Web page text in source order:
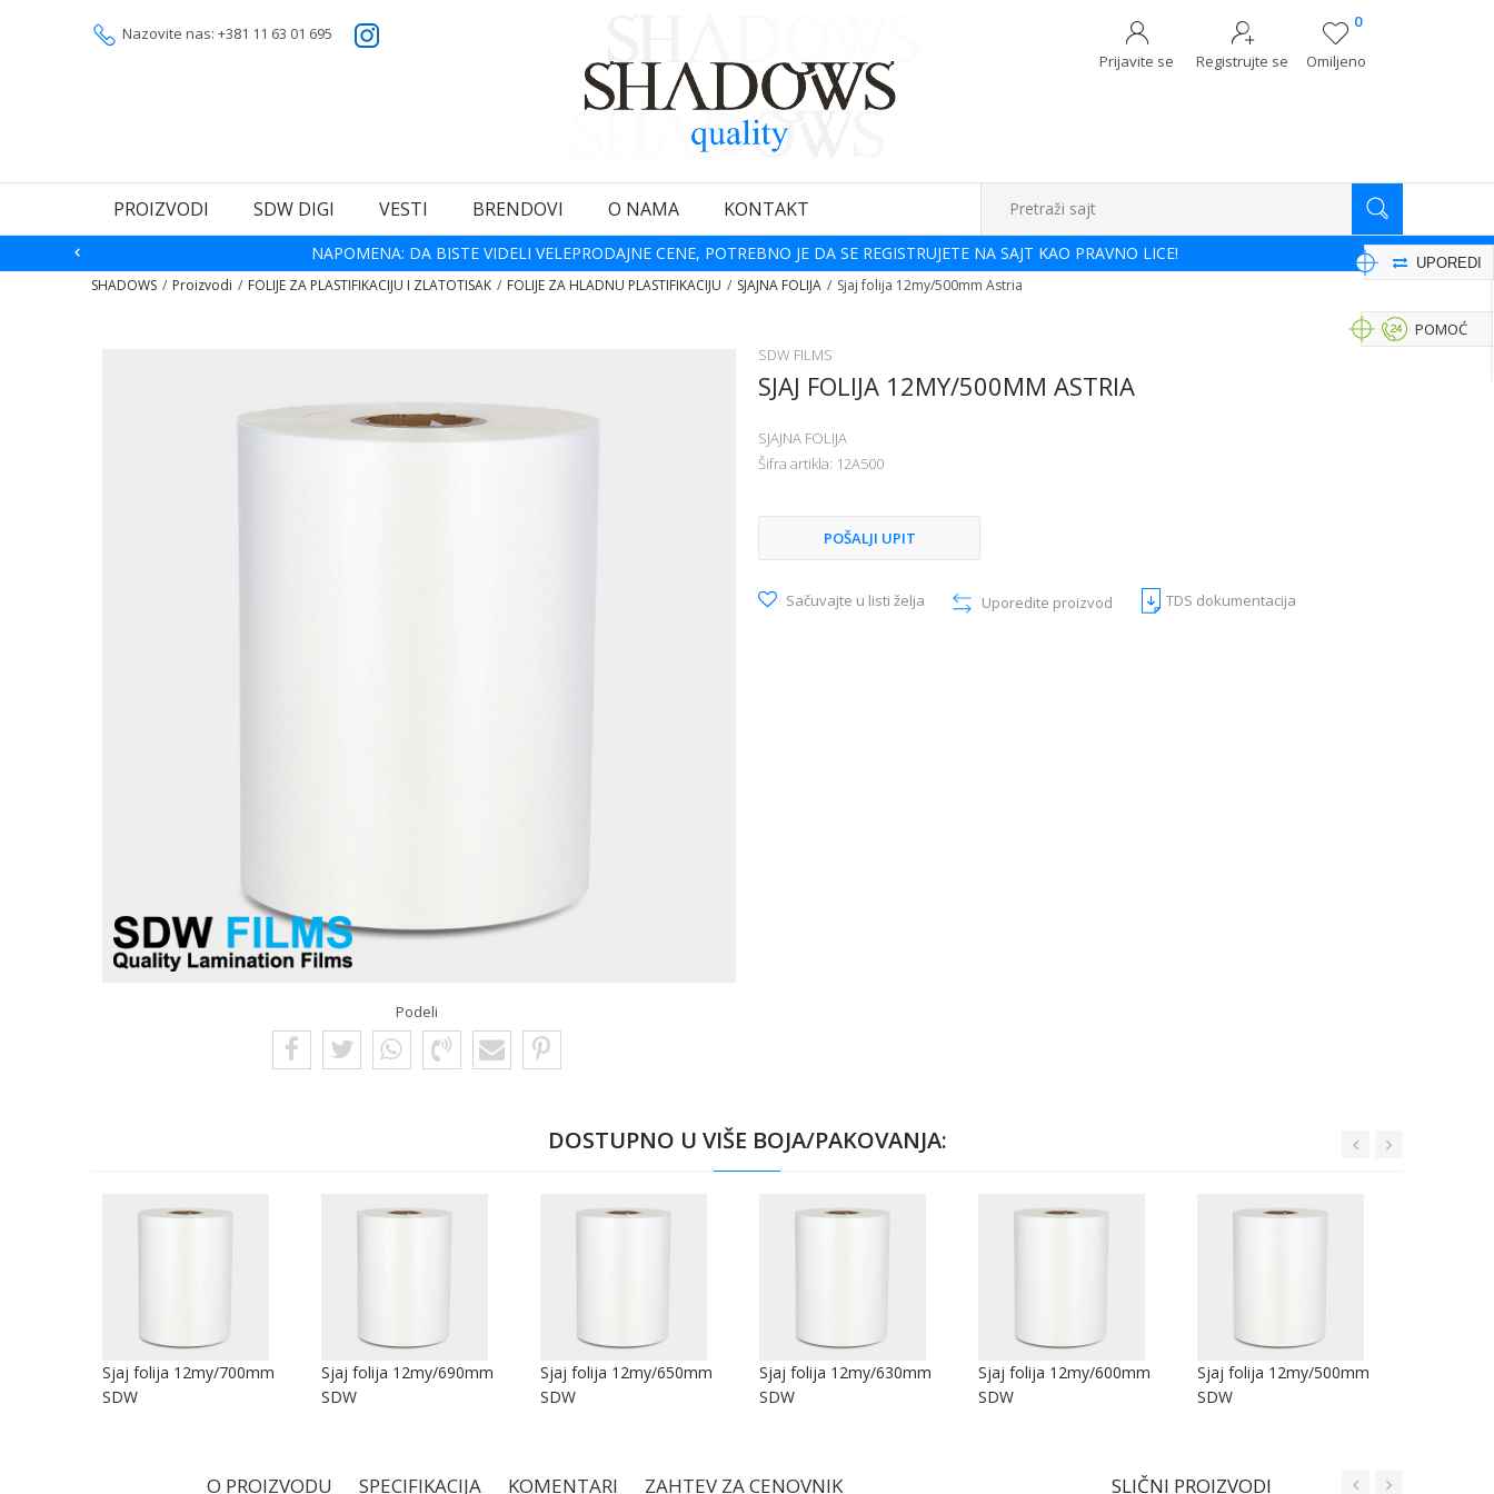
Nazovite nas: +381 11 63 01 695
Omiljeno
0
Prijavite se
Registrujte se
PROIZVODI SDW DIGI VESTI BRENDOVI O NAMA KONTAKT Pretraži sajt
NAPOMENA: DA BISTE VIDELI VELEPRODAJNE CENE, POTREBNO JE DA SE REGISTRUJETE NA SAJT KAO PRAVNO LICE!
SHADOWS Proizvodi FOLIJE ZA PLASTIFIKACIJU I ZLATOTISAK FOLIJE ZA HLADNU PLASTIFIKACIJU SJAJNA FOLIJA Sjaj folija 12my/500mm Astria
UPOREDI
Podeli
SDW FILMS
SJAJ FOLIJA 12MY/500MM ASTRIA
SJAJNA FOLIJA
Šifra artikla: 12A500
POŠALJI UPIT
Sačuvajte u listi želja Uporedite proizvod TDS dokumentacija
POMOĆ
DOSTUPNO U VIŠE BOJA/PAKOVANJA:
Sjaj folija 12my/700mm
SDW
Sjaj folija 12my/690mm
SDW
Sjaj folija 12my/650mm
SDW
Sjaj folija 12my/630mm
SDW
Sjaj folija 12my/600mm
SDW
Sjaj folija 12my/500mm
SDW
O PROIZVODU SPECIFIKACIJA KOMENTARI ZAHTEV ZA CENOVNIK SLIČNI PROIZVODI